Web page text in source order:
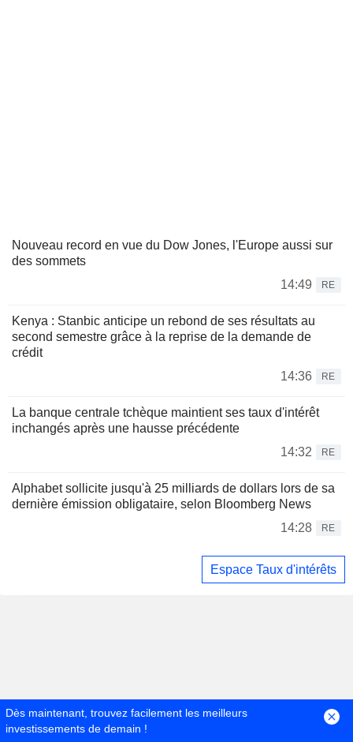
Nouveau record en vue du Dow Jones, l'Europe aussi sur
des sommets
14:49
RE
Kenya : Stanbic anticipe un rebond de ses résultats au
second semestre grâce à la reprise de la demande de
crédit
14:36
RE
La banque centrale tchèque maintient ses taux d'intérêt
inchangés après une hausse précédente
14:32
RE
Alphabet sollicite jusqu'à 25 milliards de dollars lors de sa
dernière émission obligataire, selon Bloomberg News
14:28
RE
Espace Taux d'intérêts
Dès maintenant, trouvez facilement les meilleurs
investissements de demain !